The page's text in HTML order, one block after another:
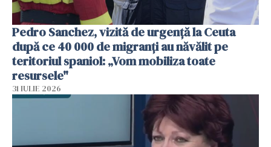
Pedro Sanchez, vizită de urgență la Ceuta
după ce 40 000 de migranți au năvălit pe
teritoriul spaniol: „Vom mobiliza toate
resursele"
31 IULIE 2026